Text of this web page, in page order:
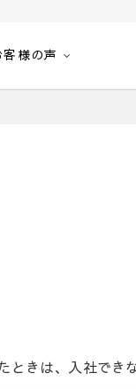
客様の声
ときは、入社でき